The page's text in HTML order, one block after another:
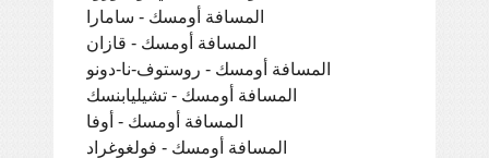
المسافة أومسك - سامارا
المسافة أومسك - قازان
المسافة أومسك - روستوف-نا-دونو
المسافة أومسك - تشيليابنسك
المسافة أومسك - أوفا
المسافة أومسك - فولغوغراد